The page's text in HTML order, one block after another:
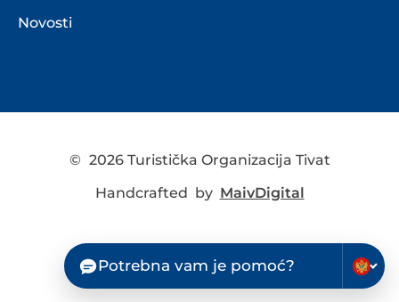
Novosti
© 2026 Turistička Organizacija Tivat
Handcrafted by MaivDigital
Potrebna vam je pomoć?